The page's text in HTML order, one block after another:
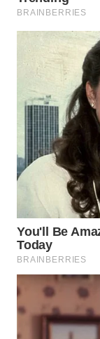
Wahana
NEWS
WAHANA
TANI
WAHANA
ADVOKAT
WAHANA
INFRASTRUKTUR
WAHANA
KONSUMEN